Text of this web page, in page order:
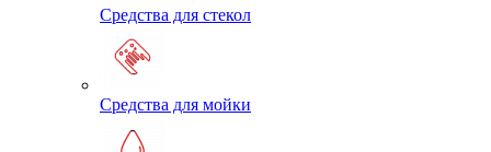
Средства для стекол
Средства для мойки